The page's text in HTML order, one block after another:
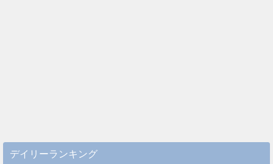
デイリーランキング